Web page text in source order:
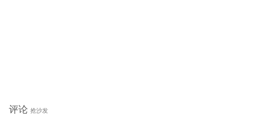
评论 抢沙发